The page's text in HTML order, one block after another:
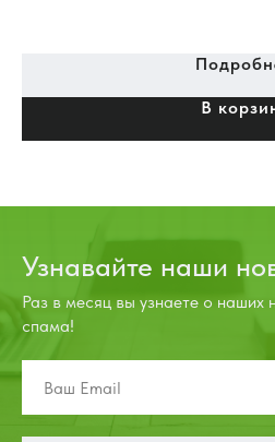
В
Узнавайте наши
Раз в месяц вы узнаете о наших
спама!